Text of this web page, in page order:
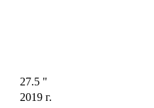
27.5 "
2019 г.